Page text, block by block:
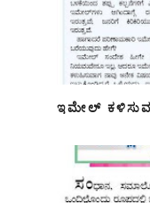
ಇಮೇಲ್ ಕಳಿಸುವ